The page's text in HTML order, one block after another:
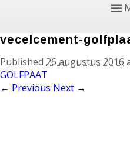
vecelcement-
Published 26 augustus 2016
GOLFPAAT
← Previous Next →